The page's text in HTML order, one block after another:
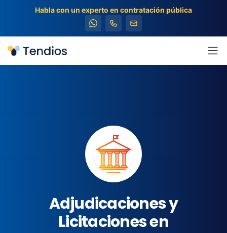
Habla con un experto en contratación pública
Tendios
Adjudicaciones y
Licitaciones en